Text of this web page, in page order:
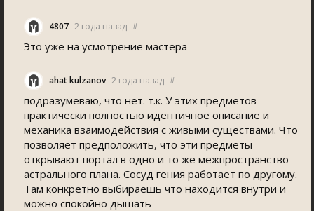
4807 2 года назад #
Это уже на усмотрение мастера
ahat kulzanov 2 года назад #
подразумеваю, что нет. т.к. У этих предметов
практически полностью идентичное описание и
механика взаимодействия с живыми существами. Что
позволяет предположить, что эти предметы
открывают портал в одно и то же межпространство
астрального плана. Сосуд гения работает по другому.
Там конкретно выбираешь что находится внутри и
можно спокойно дышать